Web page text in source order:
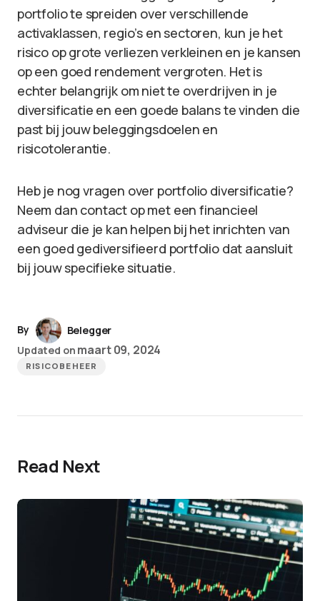
portfolio te spreiden over verschillende
activaklassen, regio’s en sectoren, kun je het
risico op grote verliezen verkleinen en je kansen
op een goed rendement vergroten. Het is
echter belangrijk om niet te overdrijven in je
diversificatie en een goede balans te vinden die
past bij jouw beleggingsdoelen en
risicotolerantie.
Heb je nog vragen over portfolio diversificatie?
Neem dan contact op met een financieel
adviseur die je kan helpen bij het inrichten van
een goed gediversifieerd portfolio dat aansluit
bij jouw specifieke situatie.
By
Belegger
Updated on maart 09, 2024
RISICOBEHEER
Read Next